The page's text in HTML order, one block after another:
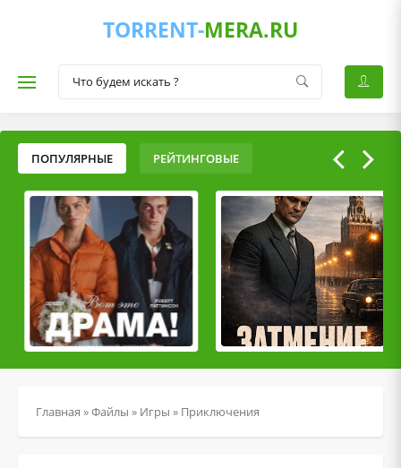
TORRENT-MERA.RU
ПОПУЛЯРНЫЕ РЕЙТИНГОВЫЕ
Главная »Файлы » Игры » Приключения